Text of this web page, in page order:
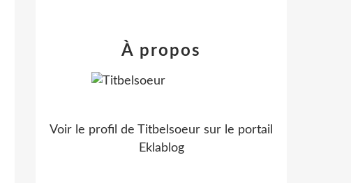
À propos
Voir le profil de Titbelsoeur sur le portail
Eklablog